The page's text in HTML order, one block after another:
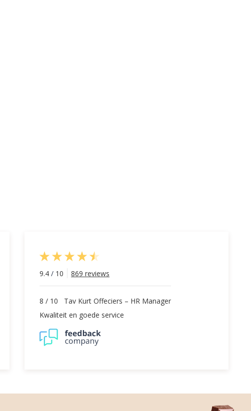
9.4 / 10 869 reviews
8 / 10
Tav Kurt Offeciers – HR Manager
Kwaliteit en goede service